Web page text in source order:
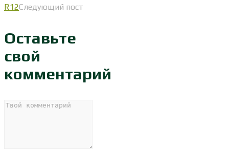
R12Следующий пост
Оставьте
свой
комментарий